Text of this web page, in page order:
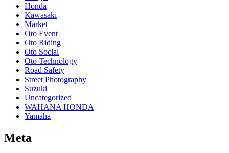
Honda
Kawasaki
Market
Oto Event
Oto Riding
Oto Social
Oto Technology
Road Safety
Street Photography
Suzuki
Uncategorized
WAHANA HONDA
Yamaha
Meta